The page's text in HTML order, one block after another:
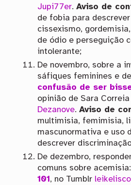
Jupi77er.Aviso de
de fobia para
cissexismo,
de ódio e perseguição
intolerante;
De novembro, sobre a
sáfiques feminines e
confusão de ser
opinião de Sara
Dezanove.Aviso de
multimisia, femimisia,
mascunormativa e uso
descrever
De dezembro,
comuns sobre
101 , no Tumblr